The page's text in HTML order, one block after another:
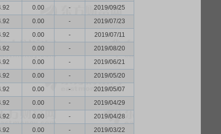
0.00 -
2019/09/25
0.00 -
2019/07/23
0.00 -
2019/07/11
0.00 -
2019/08/20
0.00 -
2019/06/21
0.00 -
2019/05/20
0.00 -
2019/05/07
0.00 -
2019/04/29
0.00 -
2019/04/28
0.00 -
2019/03/22